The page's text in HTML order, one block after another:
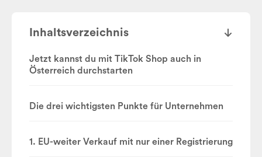
Karriere
Kontakt
Inhaltsverzeichnis
Jetzt kannst du mit TikTok Shop auch in
Österreich durchstarten
Die drei wichtigsten Punkte für Unternehmen
1. EU-weiter Verkauf mit nur einer Registrierung